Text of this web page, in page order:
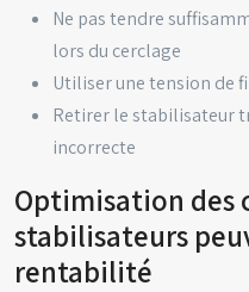
Ne pas tendre
lors du cerclage
Utiliser une tension de
Retirer le stabilisateur
incorrecte
Optimisation des
stabilisateurs
rentabilité